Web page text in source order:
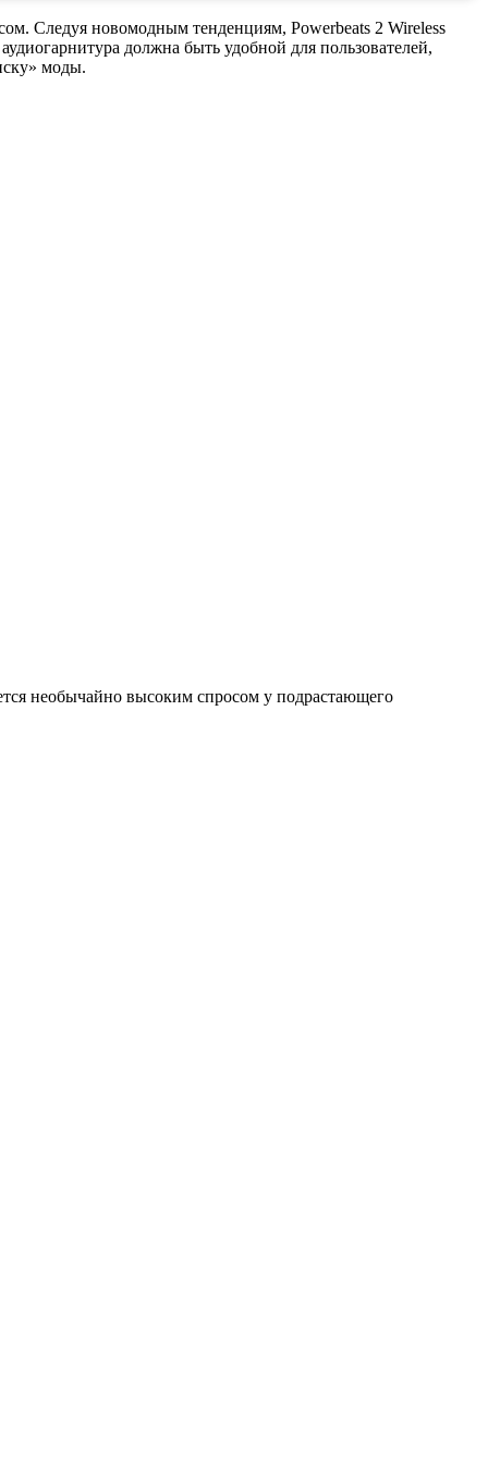
Следуя новомодным тенденциям, Powerbeats 2 Wireless
должна быть удобной для пользователей,
моды.
необычайно высоким спросом у подрастающего